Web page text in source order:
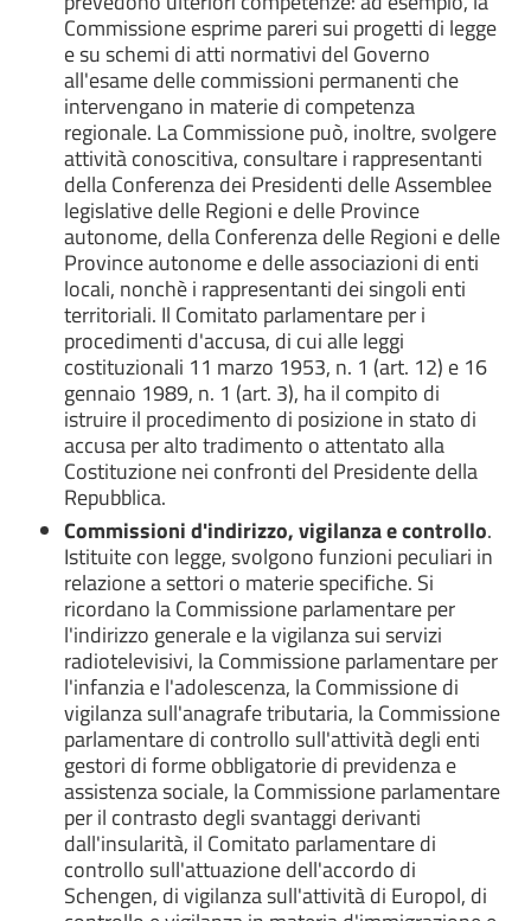
Commissione esprime pareri sui progetti di legge
e su schemi di atti normativi del Governo
all'esame delle commissioni permanenti che
intervengano in materie di competenza
regionale. La Commissione può, inoltre, svolgere
attività conoscitiva, consultare i rappresentanti
della Conferenza dei Presidenti delle Assemblee
legislative delle Regioni e delle Province
autonome, della Conferenza delle Regioni e delle
Province autonome e delle associazioni di enti
locali, nonchè i rappresentanti dei singoli enti
territoriali. Il Comitato parlamentare per i
procedimenti d'accusa, di cui alle leggi
costituzionali 11 marzo 1953, n. 1 (art. 12) e 16
gennaio 1989, n. 1 (art. 3), ha il compito di
istruire il procedimento di posizione in stato di
accusa per alto tradimento o attentato alla
Costituzione nei confronti del Presidente della
Repubblica.
Commissioni d'indirizzo, vigilanza e controllo.
Istituite con legge, svolgono funzioni peculiari in
relazione a settori o materie specifiche. Si
ricordano la Commissione parlamentare per
l'indirizzo generale e la vigilanza sui servizi
radiotelevisivi, la Commissione parlamentare per
l'infanzia e l'adolescenza, la Commissione di
vigilanza sull'anagrafe tributaria, la Commissione
parlamentare di controllo sull'attività degli enti
gestori di forme obbligatorie di previdenza e
assistenza sociale, la Commissione parlamentare
per il contrasto degli svantaggi derivanti
dall'insularità, il Comitato parlamentare di
controllo sull'attuazione dell'accordo di
Schengen, di vigilanza sull'attività di Europol, di